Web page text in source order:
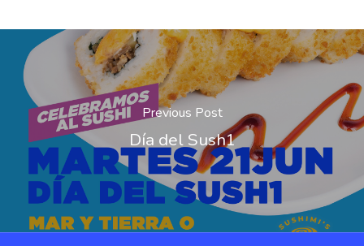
Previous Post
Día del Sush1